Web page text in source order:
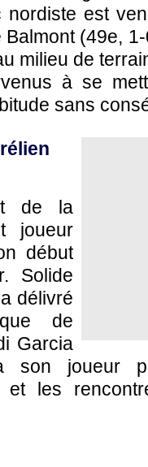
nordiste est
(49e,
milieu de
à se
sans
de la
joueur
début
Solide
délivré
de
Garcia
son joueur
les